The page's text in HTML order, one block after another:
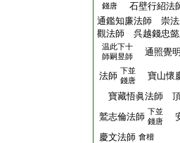
錢唐
石壁行紹法
通鑑知廉法師 崇
觀法師 呉越錢忠
温此下十
師嗣昱師
通照覺
法師 下並
錢唐
寶山懷
寶藏悟眞法師 頂
鷲志倫法師 下並
錢唐
慶文法師 會稽